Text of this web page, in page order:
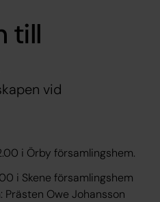
till
vid
i Örby församlingshem.
i Skene församlingshem
Owe Johansson